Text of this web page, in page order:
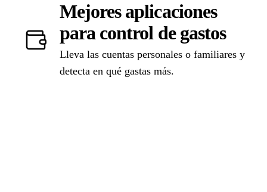
Mejores aplicaciones
para control de gastos
Lleva las cuentas personales o familiares y
detecta en qué gastas más.